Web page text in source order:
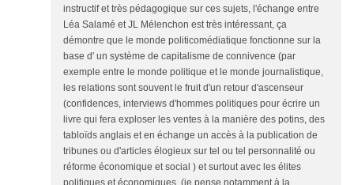
instructif et très pédagogique sur ces sujets, l'échange entre
Léa Salamé et JL Mélenchon est très intéressant, ça
démontre que le monde politicomédiatique fonctionne sur la
base d' un système de capitalisme de connivence (par
exemple entre le monde politique et le monde journalistique,
les relations sont souvent le fruit d'un retour d'ascenseur
(confidences, interviews d'hommes politiques pour écrire un
livre qui fera exploser les ventes à la manière des potins, des
tabloïds anglais et en échange un accès à la publication de
tribunes ou d'articles élogieux sur tel ou tel personnalité ou
réforme économique et social ) et surtout avec les élites
politiques et économiques, (je pense notamment à la